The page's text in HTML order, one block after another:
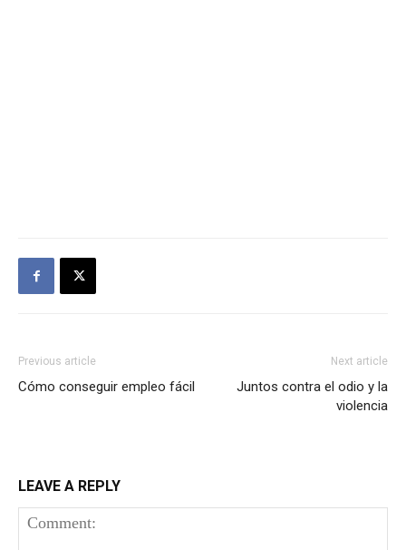
Previous article
Cómo conseguir empleo fácil
Next article
Juntos contra el odio y la
violencia
LEAVE A REPLY